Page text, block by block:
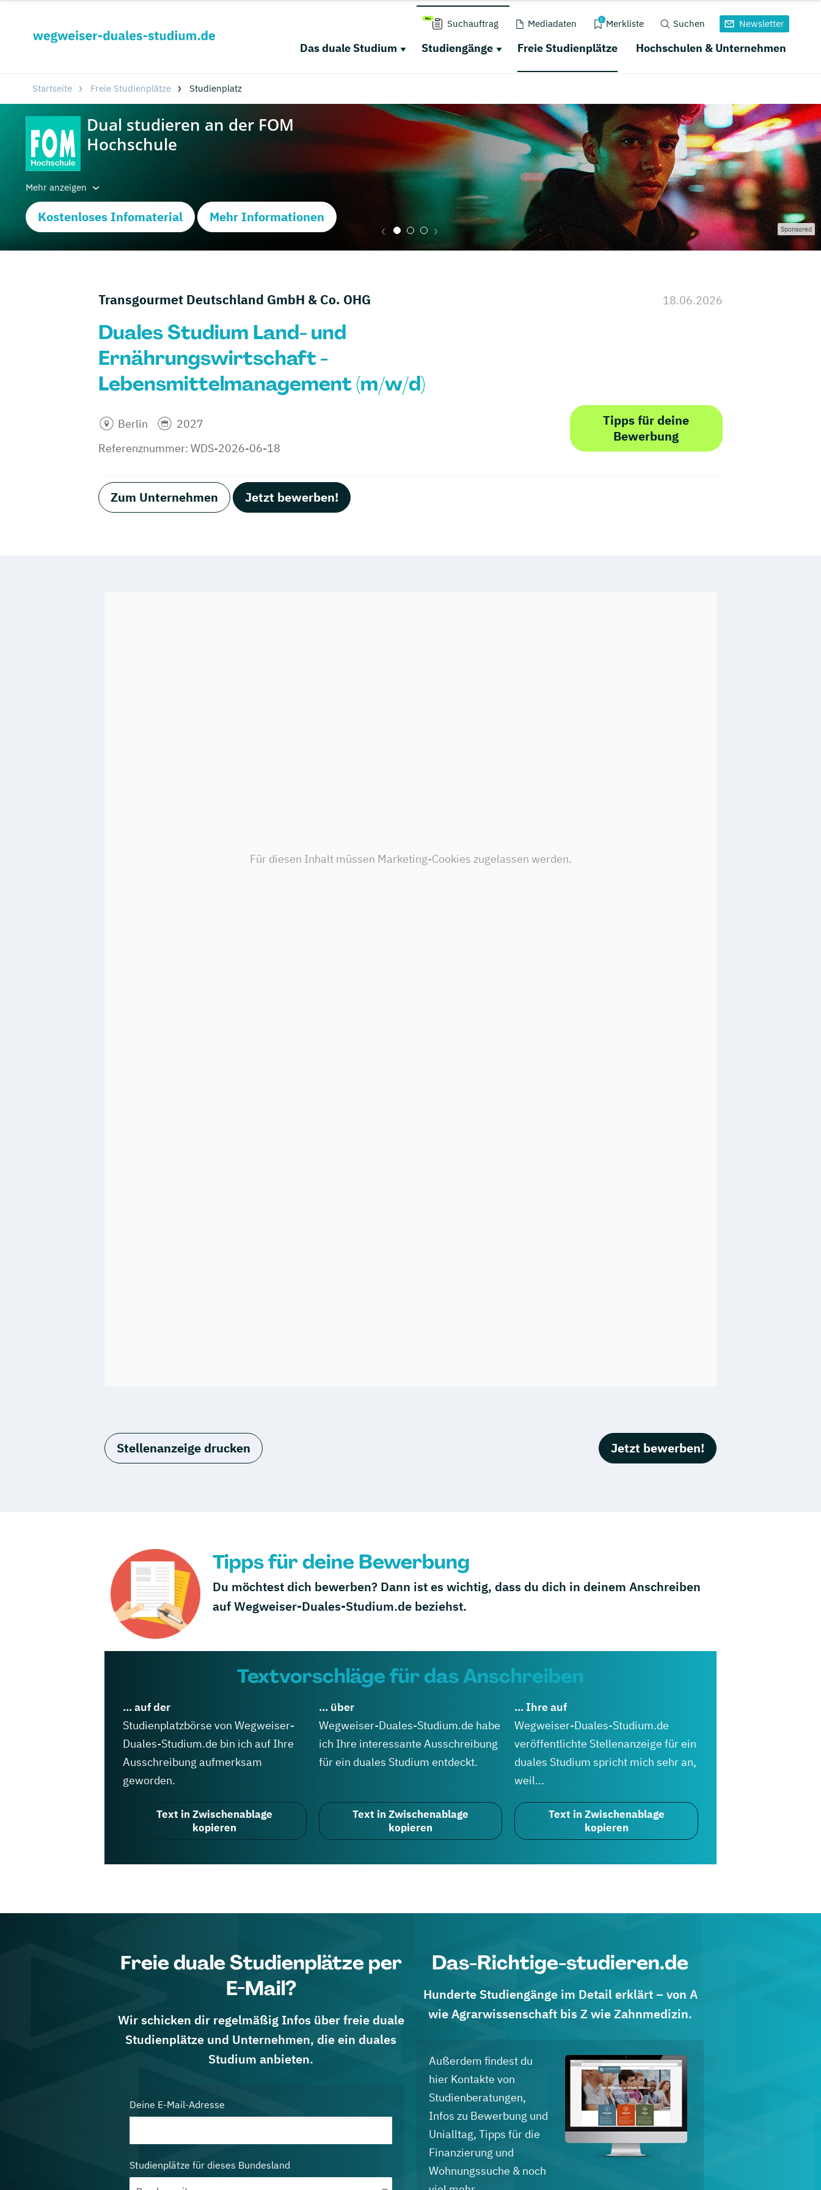
Suchauftrag Mediadaten 0 Merkliste Suchen Newsletter
Das duale Studium Studiengänge Freie Studienplätze Hochschulen & Unternehmen
Startseite Freie Studienplätze Studienplatz
Mehr anzeigen
Kostenloses Infomaterial Mehr Informationen
Sponsored
18.06.2026
Transgourmet Deutschland GmbH & Co. OHG
Duales Studium Land- und
Ernährungswirtschaft -
Lebensmittelmanagement (m/w/d)
Berlin
2027
Referenznummer: WDS-2026-06-18
Tipps für deine
Bewerbung
Zum Unternehmen Jetzt bewerben!
Stellenanzeige drucken Jetzt bewerben!
Tipps für deine Bewerbung
Du möchtest dich bewerben? Dann ist es wichtig, dass du dich in deinem Anschreiben
auf Wegweiser-Duales-Studium.de beziehst.
Textvorschläge für das Anschreiben
... auf der
Studienplatzbörse von Wegweiser-
Duales-Studium.de bin ich auf Ihre
Ausschreibung aufmerksam
geworden.
Text in Zwischenablage
kopieren
... über
Wegweiser-Duales-Studium.de habe
ich Ihre interessante Ausschreibung
für ein duales Studium entdeckt.
Text in Zwischenablage
kopieren
... Ihre auf
Wegweiser-Duales-Studium.de
veröffentlichte Stellenanzeige für ein
duales Studium spricht mich sehr an,
weil...
Text in Zwischenablage
kopieren
Freie duale Studienplätze per
E-Mail?
Wir schicken dir regelmäßig Infos über freie duale
Studienplätze und Unternehmen, die ein duales
Studium anbieten.
Deine E-Mail-Adresse
Studienplätze für dieses Bundesland
Das-Richtige-studieren.de
Hunderte Studiengänge im Detail erklärt – von A
wie Agrarwissenschaft bis Z wie Zahnmedizin.
Außerdem findest du
hier Kontakte von
Studienberatungen,
Infos zu Bewerbung und
Unialltag, Tipps für die
Finanzierung und
Wohnungssuche & noch